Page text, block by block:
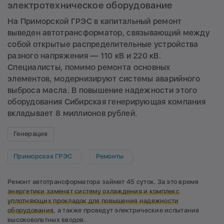
электротехническое оборудование
На Приморской ГРЭС в капитальный ремонт
выведен автотрансформатор, связывающий между
собой открытые распределительные устройства
разного напряжения — 110 кВ и 220 кВ.
Специалисты, помимо ремонта основных
элементов, модернизируют системы аварийного
выброса масла. В повышение надежности этого
оборудования Сибирская генерирующая компания
вкладывает 8 миллионов рублей.
Генерация
Приморская ГРЭС Ремонты
Ремонт автотрансформатора займет 45 суток. За это время
энергетики заменят систему охлаждения и комплекс
уплотняющих прокладок для повышения надежности
оборудования , а также проведут электрические испытания
высоковольтных вводов.